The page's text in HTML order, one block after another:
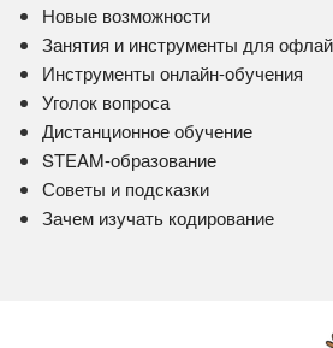
Новые возможности
Занятия и инструменты для
Инструменты онлайн-обучения
Уголок вопроса
Дистанционное обучение
STEAM-образование
Советы и подсказки
Зачем изучать кодирование